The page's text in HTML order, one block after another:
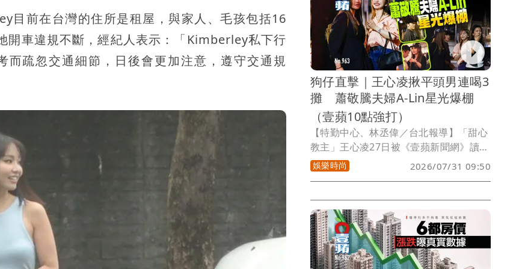
目前在台灣的住所是租屋，與家人、毛孩包括16
開車違規不斷，經紀人表示：「Kimberley私下行
疏忽交通細節，日後會更加注意，遵守交通規
進入流行期，最新一週門急診就診達1萬
605人次，較前一週暴增117.4%，新增42
例本土重症、2例死亡，預估疫情將於8月
中下旬達到高峰。胸腔暨重症專科醫師黃
軒提醒，夏季除了新冠外，流感及其他呼
吸道病毒仍持續流行；感染科醫師林氏璧
也曾提醒，前往日本等麻疹流行國家，最
好確認MMR疫苗保護力，返國若出現發
燒、紅疹等症狀，應立即就醫並主動告知
旅遊史。
狗仔直擊｜王心凌揪平頭男連喝3
攤 蕭敬騰夫婦A-Lin星光爆棚
（壹蘋10點強打）
【特勤中心、林丞偉／台北報導】「甜心
教主」王心凌27日被《壹蘋新聞網》讀者
目擊從中國返台，29日《壹蘋》直擊，王
心凌帶著1名西裝平頭男連跑3攤酒局，兩
司」，與蕭敬騰、Summer夫婦，以及近
來和蕭敬騰合唱《愛上你不是我決定》又
合拍微電影的A-Lin會合，蕭敬騰帶香
檳、紅酒各一支，A-Lin也帶了包裝精美
的禮物酒，一行人大啖高檔日料配美酒，
娛樂時尚 2026/07/31 09:50